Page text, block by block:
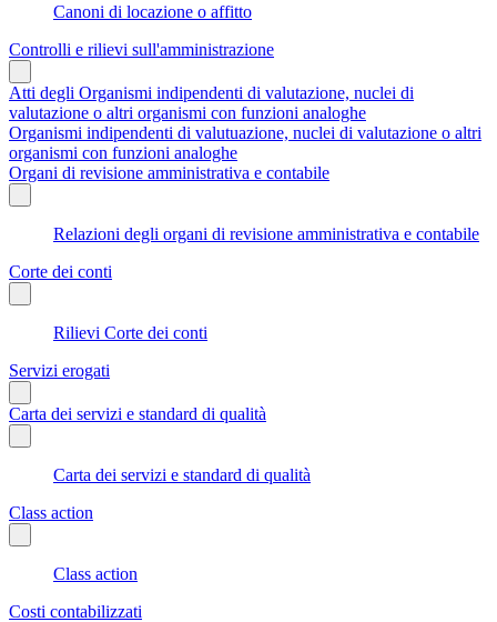
Canoni di locazione o affitto
Controlli e rilievi sull'amministrazione
Atti degli Organismi indipendenti di valutazione, nuclei di
valutazione o altri organismi con funzioni analoghe
Organismi indipendenti di valutuazione, nuclei di valutazione o altri
organismi con funzioni analoghe
Organi di revisione amministrativa e contabile
Relazioni degli organi di revisione amministrativa e contabile
Corte dei conti
Rilievi Corte dei conti
Servizi erogati
Carta dei servizi e standard di qualità
Carta dei servizi e standard di qualità
Class action
Class action
Costi contabilizzati